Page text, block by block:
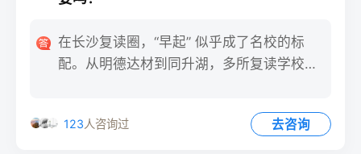
在长沙复读圈，“早起” 似乎成了名校的标
配。从明德达材到同升湖，多所复读学校的
123人咨询过 去咨询